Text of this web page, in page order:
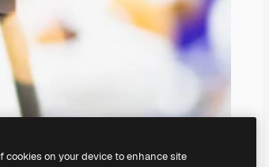
cookies on your device to enhance site